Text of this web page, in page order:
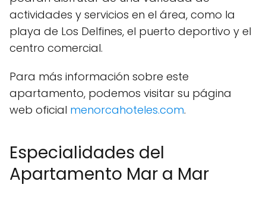
actividades y servicios en el área, como la
playa de Los Delfines, el puerto deportivo y el
centro comercial.
Para más información sobre este
apartamento, podemos visitar su página
web oficial menorcahoteles.com.
Especialidades del
Apartamento Mar a Mar